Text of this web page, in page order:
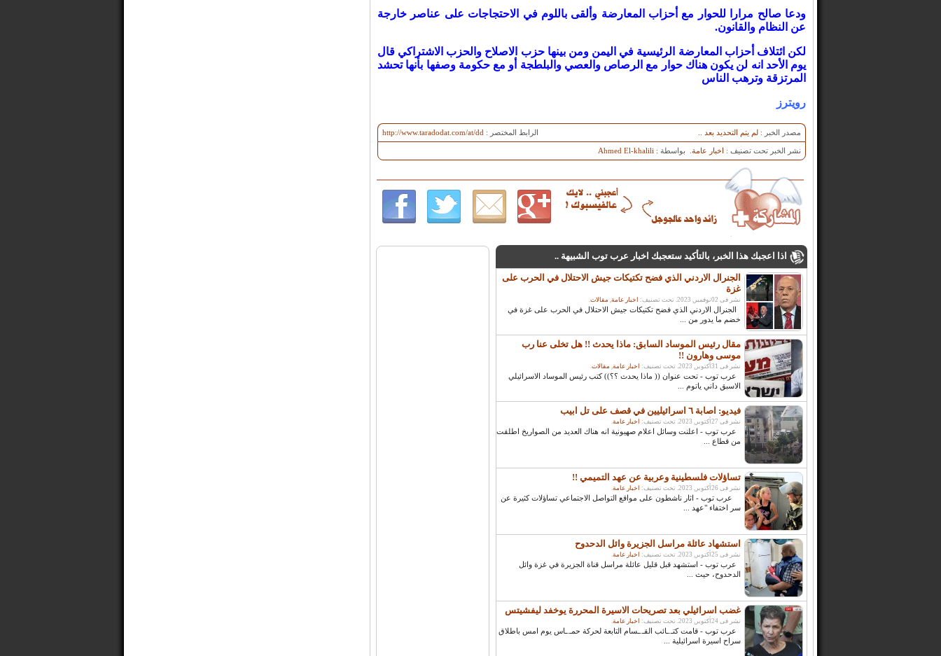
ودعا صالح مرارا للحوار مع أحزاب المعارضة وألقى باللوم في الاحتجاجات على عناصر خارجة
عن النظام والقانون.
لكن ائتلاف أحزاب المعارضة الرئيسية في اليمن ومن بينها حزب الاصلاح والحزب الاشتراكي قال
يوم الأحد انه لن يكون هناك حوار مع الرصاص والعصي والبلطجة أو مع حكومة وصفها بأنها تحشد
المرتزقة وترهب الناس
رويترز
الرابط المختصر : http://www.taradodat.com/at/dd مصدر الخبر : لم يتم التحديد بعد ..
نشر الخبر تحت تصنيف : اخبار عامة . بواسطة : Ahmed El-khalili
اذا اعجبك هذا الخبر، بالتأكيد ستعجبك اخبار عرب توب الشبيهة ..
الجنرال الاردني الذي فضح تكتيكات جيش الاحتلال في الحرب على
غزة
نشر فى 02نوفمبر, 2023. تحت تصنيف: اخبار عامة, مقالات.
الجنرال الاردني الذي فضح تكتيكات جيش الاحتلال في الحرب على غزة في
خضم ما يدور من ...
مقال رئيس الموساد السابق: ماذا يحدث !! هل تخلى عنا رب
موسى وهارون !!
نشر فى 31أكتوبر, 2023. تحت تصنيف: اخبار عامة, مقالات.
عرب توب - تحت عنوان (( ماذا يحدث ؟؟)) كتب رئيس الموساد الاسرائيلي
الاسبق داني ياتوم ...
فيديو: اصابة ٦ اسرائيليين في قصف على تل ابيب
نشر فى 27أكتوبر, 2023. تحت تصنيف: اخبار عامة.
عرب توب - اعلنت وسائل اعلام صهيونية انه هناك العديد من الصواريخ اطلقت
من قطاع ...
تساؤلات فلسطينية وعربية عن عهد التميمي !!
نشر فى 26أكتوبر, 2023. تحت تصنيف: اخبار عامة.
عرب توب - اثار ناشطون على مواقع التواصل الاجتماعي تساؤلات كثيرة عن
سر اختفاء "عهد ...
استشهاد عائلة مراسل الجزيرة وائل الدحدوح
نشر فى 25أكتوبر, 2023. تحت تصنيف: اخبار عامة.
عرب توب - استشهد قبل قليل عائلة مراسل قناة الجزيرة في غزة وائل
الدحدوح، حيث ...
غضب اسرائيلي بعد تصريحات الاسيرة المحررة يوخفد ليفشيتس
نشر فى 24أكتوبر, 2023. تحت تصنيف: اخبار عامة.
عرب توب - قامت كتـ.ـائب القـ.ـسام التابعة لحركة حمـ.ـاس يوم امس باطلاق
سراح اسيرة اسرائيلية ...